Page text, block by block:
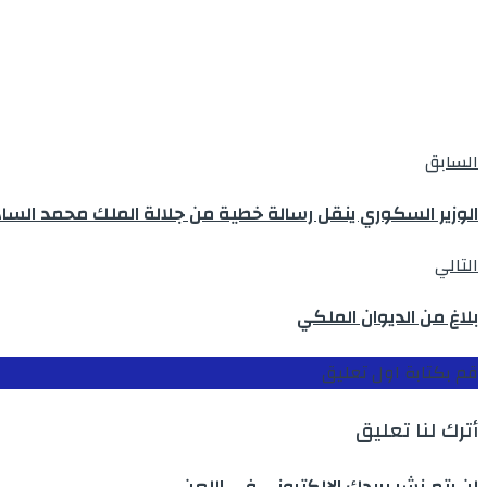
السابق
الوزير السكوري ينقل رسالة خطية من جلالة الملك محمد
التالي
بلاغ من الديوان الملكي
قم بكتابة اول تعليق
أترك لنا تعليق